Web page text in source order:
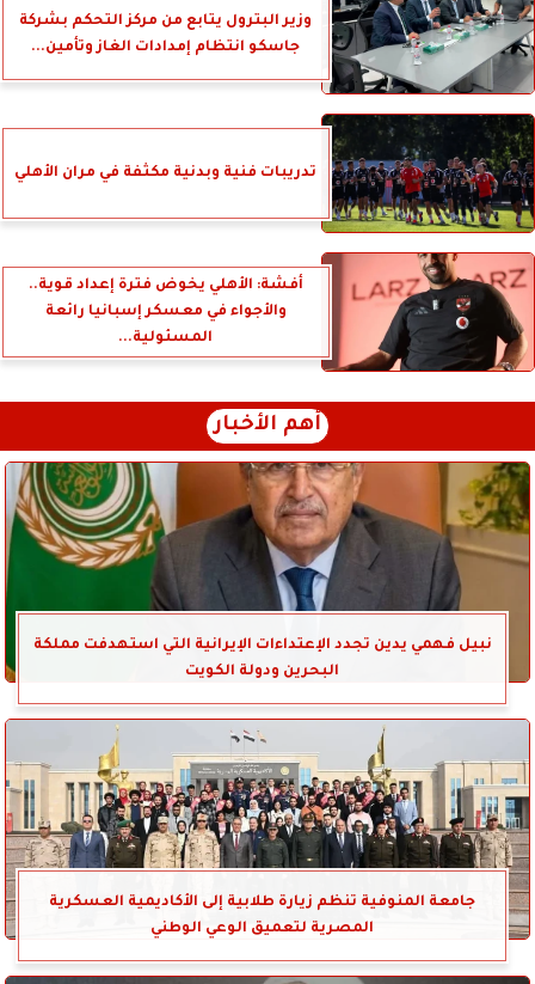
وزير البترول يتابع من مركز التحكم بشركة
جاسكو انتظام إمدادات الغاز وتأمين...
تدريبات فنية وبدنية مكثفة في مران الأهلي
أفشة: الأهلي يخوض فترة إعداد قوية..
والأجواء في معسكر إسبانيا رائعة
المسئولية...
أهم الأخبار
نبيل فهمي يدين تجدد الإعتداءات الإيرانية التي استهدفت مملكة
البحرين ودولة الكويت
جامعة المنوفية تنظم زيارة طلابية إلى الأكاديمية العسكرية
المصرية لتعميق الوعي الوطني